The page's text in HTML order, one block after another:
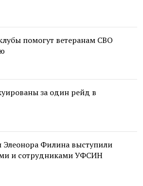
помогут ветеранам СВО
за один рейд в
Филина выступили
и сотрудниками УФСИН